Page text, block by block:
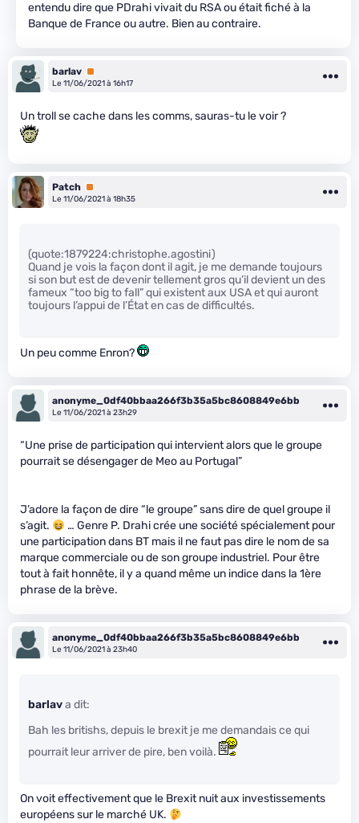
entendu dire que PDrahi vivait du RSA ou était fiché à la
Banque de France ou autre. Bien au contraire.
barlav Premium
Le 11/06/2021 à 16h17
Un troll se cache dans les comms, sauras-tu le voir ?
Patch Premium
Le 11/06/2021 à 18h35
(quote:1879224:christophe.agostini)
Quand je vois la façon dont il agit, je me demande toujours
si son but est de devenir tellement gros qu’il devient un des
fameux “too big to fall” qui existent aux USA et qui auront
toujours l’appui de l’État en cas de difficultés.
Un peu comme Enron?
anonyme_0df40bbaa266f3b35a5bc8608849e6bb
Le 11/06/2021 à 23h29
“Une prise de participation qui intervient alors que le groupe
pourrait se désengager de Meo au Portugal”
J’adore la façon de dire “le groupe” sans dire de quel groupe il
s’agit.
… Genre P. Drahi crée une société spécialement pour
une participation dans BT mais il ne faut pas dire le nom de sa
marque commerciale ou de son groupe industriel. Pour être
tout à fait honnête, il y a quand même un indice dans la 1ère
phrase de la brève.
anonyme_0df40bbaa266f3b35a5bc8608849e6bb
Le 11/06/2021 à 23h40
barlava dit:
Bah les britishs, depuis le brexit je me demandais ce qui
pourrait leur arriver de pire, ben voilà.
On voit effectivement que le Brexit nuit aux investissements
européens sur le marché UK.